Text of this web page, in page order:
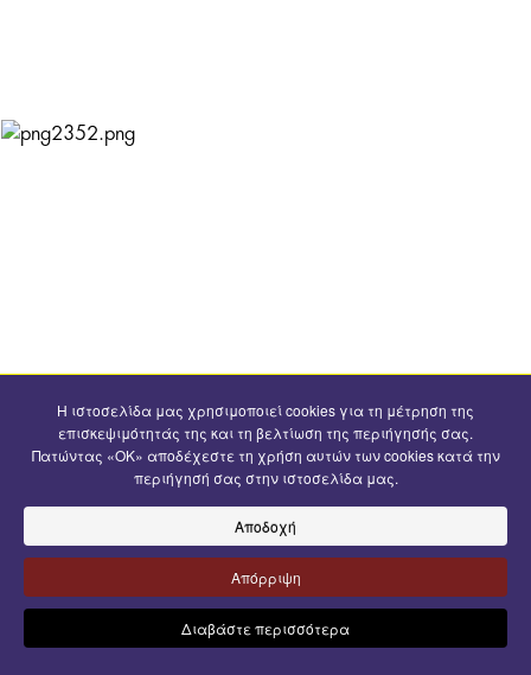
Η ιστοσελίδα μας χρησιμοποιεί cookies για τη μέτρηση της
επισκεψιμότητάς της και τη βελτίωση της περιήγησής σας.
Πατώντας «OK» αποδέχεστε τη χρήση αυτών των cookies κατά την
περιήγησή σας στην ιστοσελίδα μας.
Αποδοχή
Απόρριψη
Διαβάστε περισσότερα